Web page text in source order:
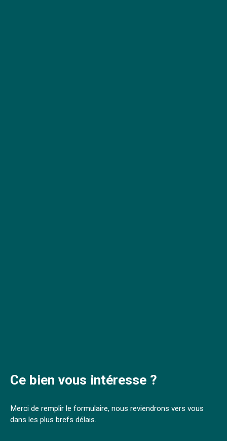
Ce bien vous intéresse ?
Merci de remplir le formulaire, nous reviendrons vers vous
dans les plus brefs délais.